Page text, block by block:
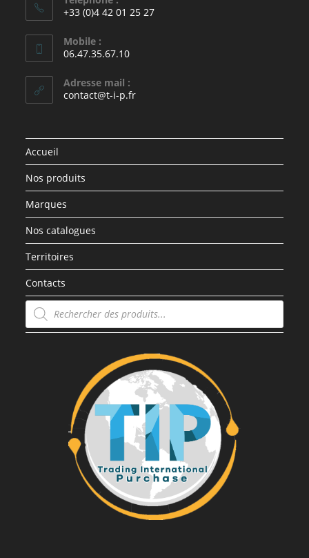
+33 (0)4 42 01 25 27
Mobile :
06.47.35.67.10
Adresse mail :
contact@t-i-p.fr
Accueil
Nos produits
Marques
Nos catalogues
Territoires
Contacts
Recherche
de
produits